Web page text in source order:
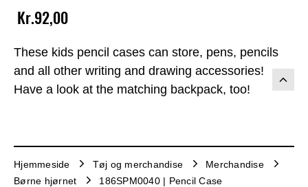
These kids pencil cases can store, pens, pencils
and all other writing and drawing accessories!
Have a look at the matching backpack, too!
Kr.92,00
Hjemmeside Tøj og merchandise
Merchandise
Børne hjørnet
186SPM0040 | Pencil Case